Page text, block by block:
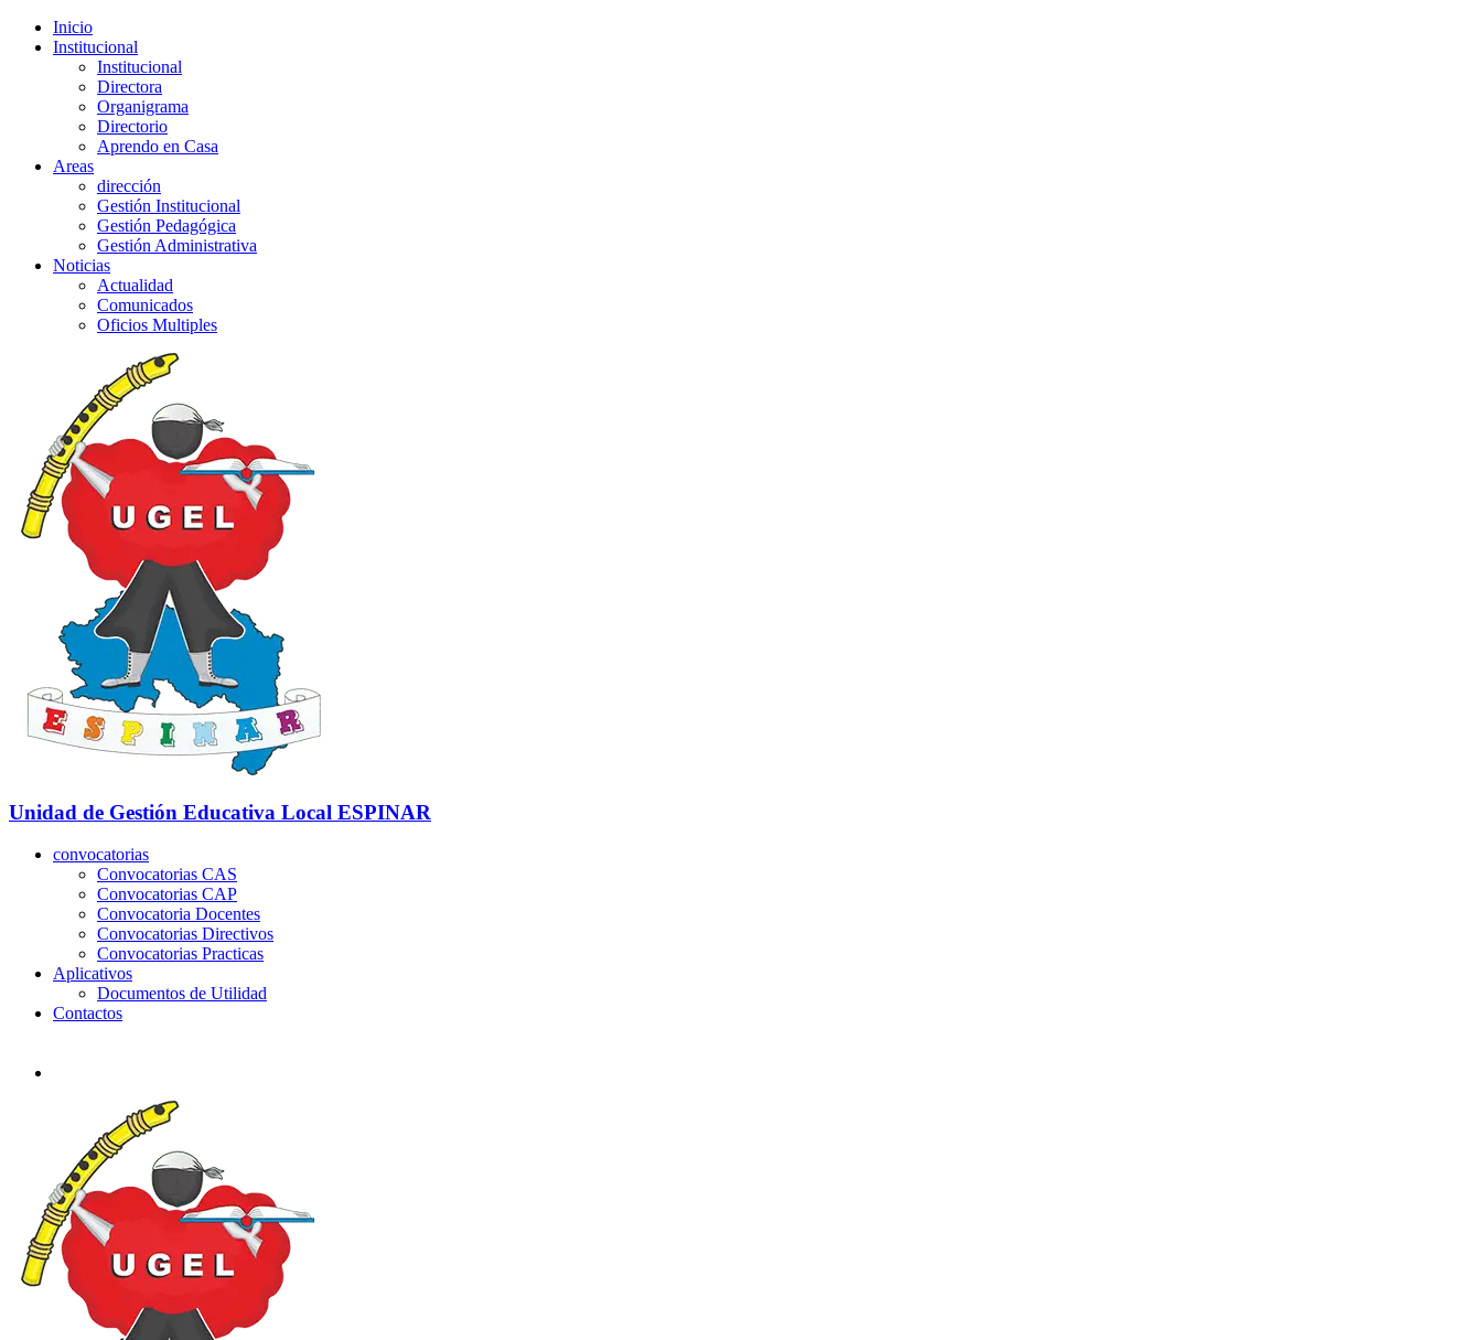
Inicio
Institucional
Institucional
Directora
Organigrama
Directorio
Aprendo en Casa
Areas
dirección
Gestión Institucional
Gestión Pedagógica
Gestión Administrativa
Noticias
Actualidad
Comunicados
Oficios Multiples
Unidad de Gestión Educativa Local ESPINAR
convocatorias
Convocatorias CAS
Convocatorias CAP
Convocatoria Docentes
Convocatorias Directivos
Convocatorias Practicas
Aplicativos
Documentos de Utilidad
Contactos